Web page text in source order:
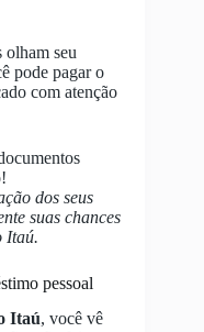
olham seu
pode pagar o
com atenção
dos seus
suas chances
Itaú.
pessoal
Itaú, você vê